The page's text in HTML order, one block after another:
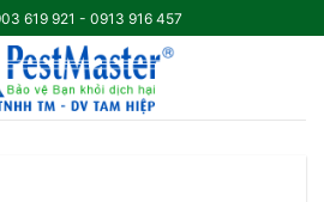
619 921 - 0913 916 457